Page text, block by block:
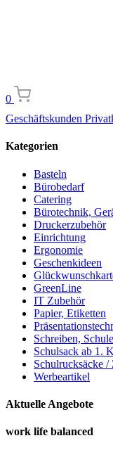
0
Geschäftskunden
Kategorien
Basteln
Bürobedarf
Catering
Bürotechnik,
Druckerzubehör
Einrichtung
Ergonomie
Geschenkideen
GreenLine
IT Zubehör
Papier, Etiketten
Schreiben,
Schulsack ab 1.
Schulrucksäcke
Werbeartikel
Aktuelle Angebote
work life balanced